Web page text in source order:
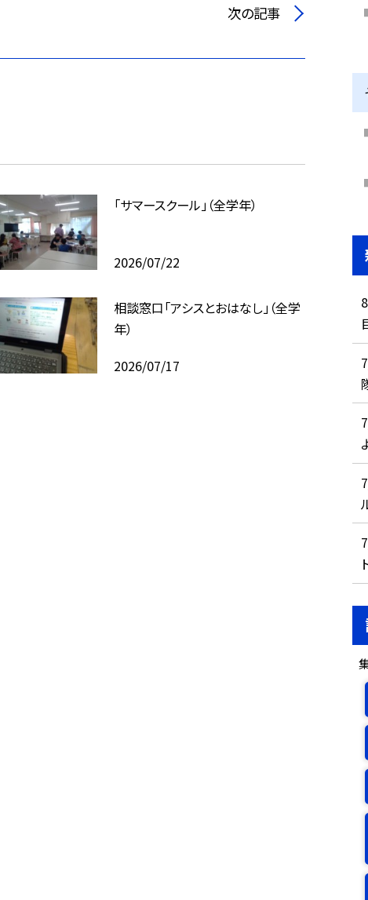
次の記事
「サマースクール」（全学年）
2026/07/22
相談窓口「アシスとおはなし」（全学
年）
2026/07/17